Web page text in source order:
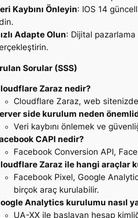
Kaybını Önleyin: IOS 14
Adapte Olun: Dijital pazarlama
Sorular (SSS)
Zaraz nedir?
Cloudflare Zaraz, web
side kurulum neden
Veri kaybını önlemek ve
CAPI nedir?
Facebook Conversion API,
Zaraz ile hangi araçlar
Facebook Pixel, Google
birçok araç kurulabilir.
Analytics kurulumu nasıl
UA-XX ile başlayan hesap